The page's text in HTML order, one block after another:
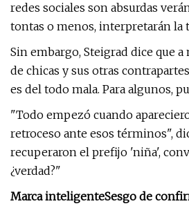
redes sociales son absurdas
tontas o menos, interpretarán la
Sin embargo, Steigrad dice que
de chicas y sus otras
es del todo mala. Para algunos,
"Todo empezó cuando
retroceso ante esos términos",
recuperaron el prefijo 'niña',
¿verdad?"
Marca inteligenteSesgo de